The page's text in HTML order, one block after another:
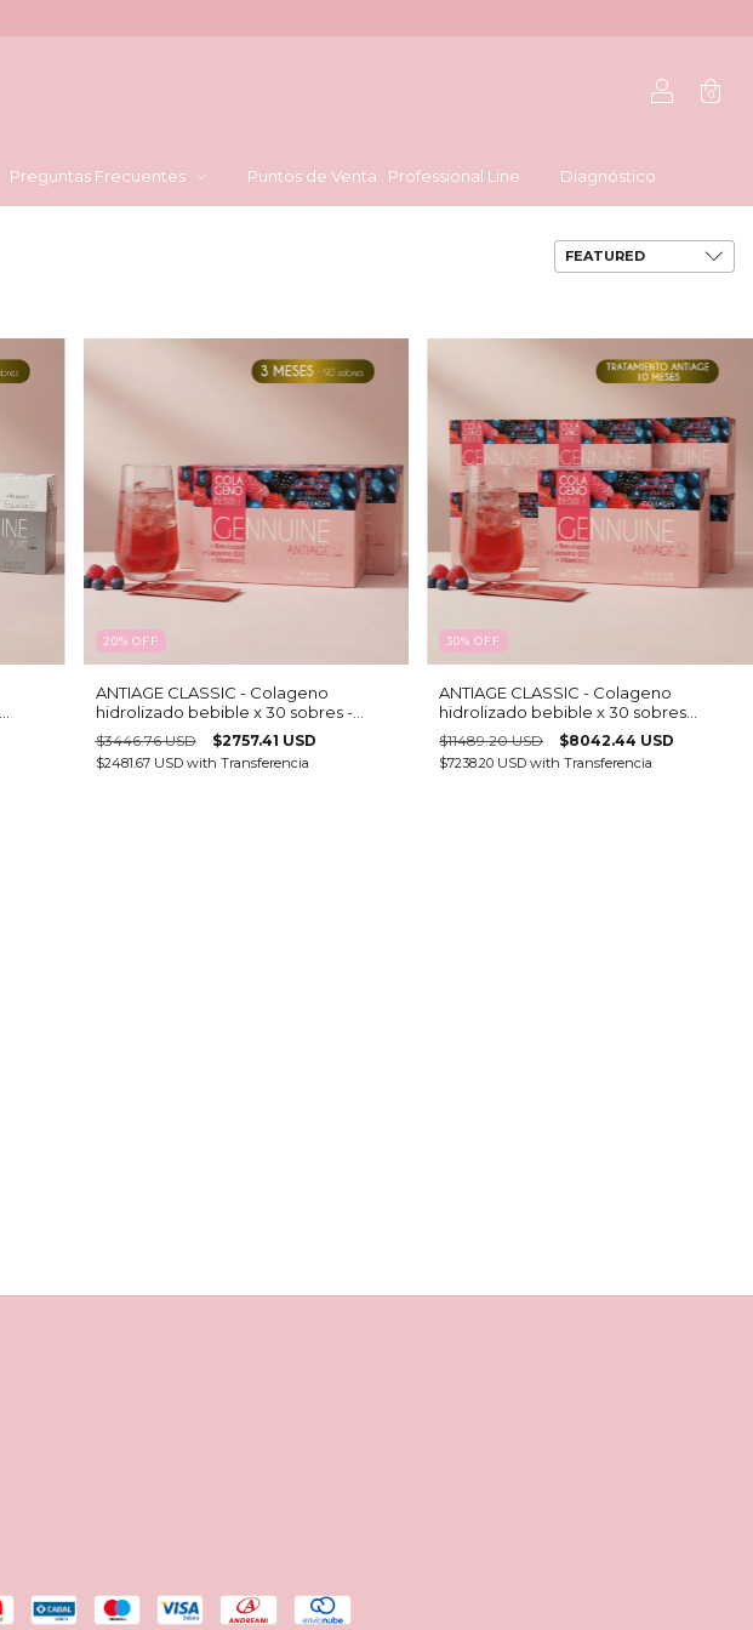
0
Preguntas Frecuentes Puntos de Venta . Professional Line Diagnóstico
20% OFF
ANTIAGE CLASSIC - Colageno
hidrolizado bebible x 30 sobres -
(copia)
$3446.76 USD $2757.41 USD
$2481.67 USD with Transferencia
30%OFF
ANTIAGE CLASSIC - Colageno
hidrolizado bebible x 30 sobres
(copia)
$11489.20 USD $8042.44 USD
$7238.20 USDwith Transferencia